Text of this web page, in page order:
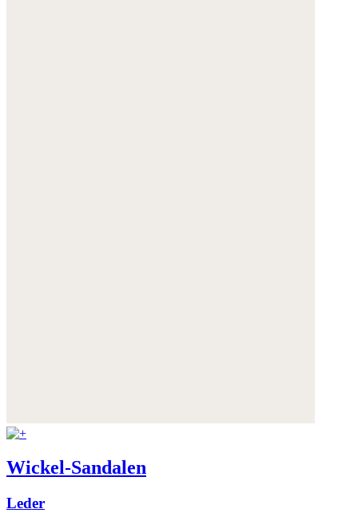
Wickel-Sandalen
Leder